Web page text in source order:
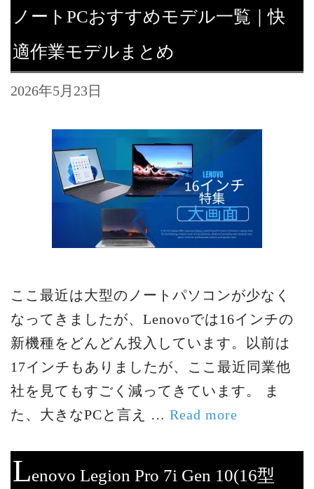
ノートPCおすすめモデル一覧｜快
適作業モデルまとめ
2026年5月23日
ここ最近は大型のノートパソコンが少なく
なってきましたが、Lenovoでは16インチの
新機種をどんどん投入しています。以前は
17インチもありましたが、ここ最近同業他
社を見てもすごく減ってきています。 ま
た、大きなPCと言え … Read more
Lenovo Legion Pro 7i Gen 10(16型